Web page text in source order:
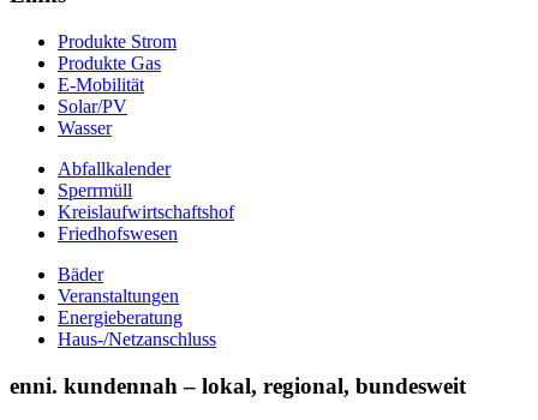
Produkte Strom
Produkte Gas
E-Mobilität
Solar/PV
Wasser
Abfallkalender
Sperrmüll
Kreislaufwirtschaftshof
Friedhofswesen
Bäder
Veranstaltungen
Energieberatung
Haus-/Netzanschluss
enni. kundennah – lokal, regional, bundesweit